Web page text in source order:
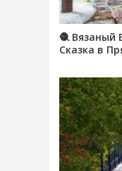
🧶 Вязаный
Сказка в